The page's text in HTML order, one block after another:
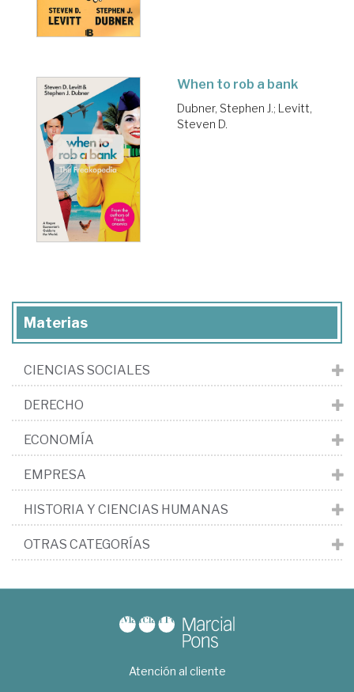
When to rob a bank
Dubner, Stephen J.; Levitt,
Steven D.
Materias
CIENCIAS SOCIALES
DERECHO
ECONOMÍA
EMPRESA
HISTORIA Y CIENCIAS HUMANAS
OTRAS CATEGORÍAS
Atención al cliente